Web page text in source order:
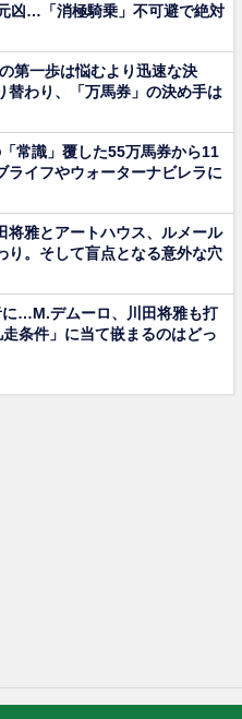
凶…「消極騎乗」不可避で絶対
第一歩は悩むより迅速な決
わり、「万馬券」の決め手は
常識」覆した55万馬券から11
ライフやウォーターナビレラに
将雅とアートハウス、ルメール
り。そして盲点となる意外な穴
…M.デムーロ、川田将雅も打
条件」に当て嵌まるのはどっ